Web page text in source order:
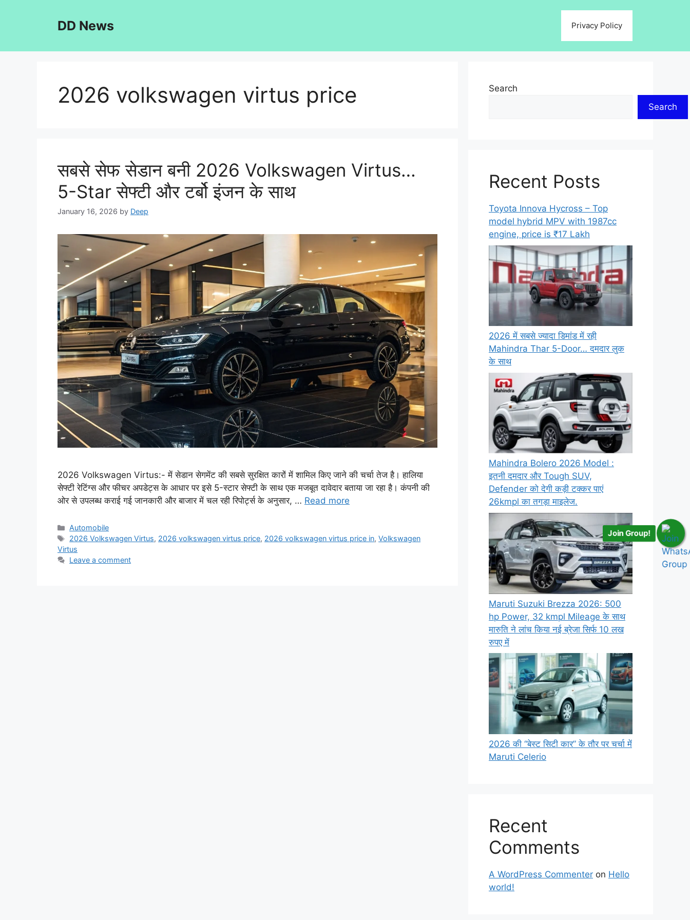
DD News Privacy Policy
2026 volkswagen virtus price
सबसे सेफ सेडान बनी 2026 Volkswagen Virtus…
5-Star सेफ्टी और टर्बो इंजन के साथ
January 16, 2026 by Deep
2026 Volkswagen Virtus:- में सेडान सेगमेंट की सबसे सुरक्षित कारों में शामिल किए जाने की चर्चा तेज है। हालिया
सेफ्टी रेटिंग्स और फीचर अपडेट्स के आधार पर इसे 5-स्टार सेफ्टी के साथ एक मजबूत दावेदार बताया जा रहा है। कंपनी की
ओर से उपलब्ध कराई गई जानकारी और बाजार में चल रही रिपोर्ट्स के अनुसार, … Read more
Categories
Automobile
Tags
2026 Volkswagen Virtus, 2026 volkswagen virtus price, 2026 volkswagen virtus price in,Volkswagen
Virtus
Leave a comment
Search
Search
Recent Posts
Toyota Innova Hycross – Top
model hybrid MPV with 1987cc
engine, price is ₹17 Lakh
2026 में सबसे ज्यादा डिमांड में रही
Mahindra Thar 5-Door… दमदार लुक
के साथ
Mahindra Bolero 2026 Model :
इतनी दमदार और Tough SUV,
Defender को देगी कड़ी टक्कर पाएं
26kmpl का तगड़ा माइलेज.
Maruti Suzuki Brezza 2026: 500
hp Power, 32 kmpl Mileage के साथ
मारुति ने लांच किया नई ब्रेजा सिर्फ 10 लख
रुपए में
2026 की “बेस्ट सिटी कार” के तौर पर चर्चा में
Maruti Celerio
Recent
Comments
A WordPress Commenter on Hello
world!
Join Group!